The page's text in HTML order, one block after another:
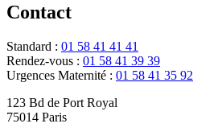
Contact
Standard : 01 58 41 41 41
Rendez-vous : 01 58 41 39 39
Urgences Maternité : 01 58 41 35 92
123 Bd de Port Royal
75014 Paris